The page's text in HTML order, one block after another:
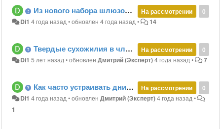
0
На рассмотрении
Из нового набора шлюзов 2 порвались сразу
Di1 4 года назад•обновлен4 года назад• 14
0
На рассмотрении
Твердые сухожилия в члене при ношении
Di1 5 лет назад•обновленДмитрий (Эксперт)4 года назад• 7
0
На рассмотрении
Как часто устраивать дни отдыха
Di1 4 года назад•обновленДмитрий (Эксперт)4 года назад•
1